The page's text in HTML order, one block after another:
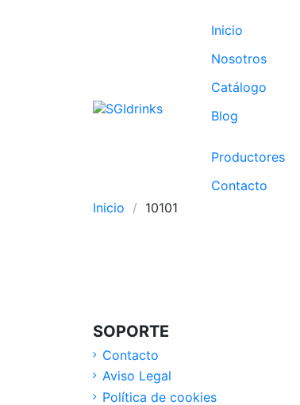
Inicio
Nosotros
Catálogo
Blog
Productores
Contacto
Inicio 10101
SOPORTE
Contacto
Aviso Legal
Política de cookies